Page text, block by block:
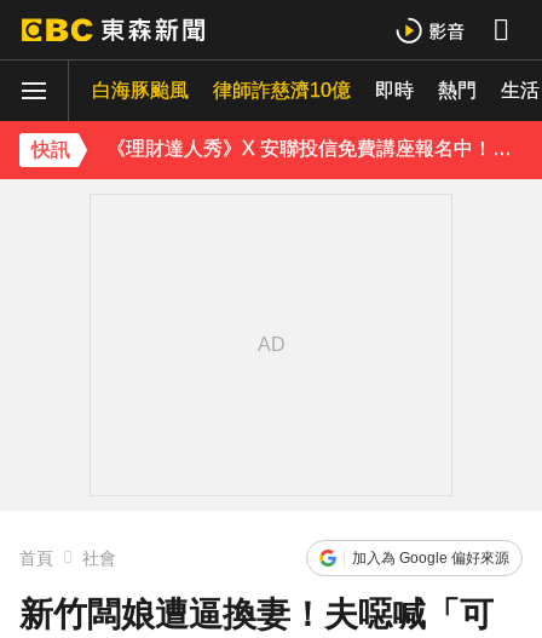
白海豚颱風 律師詐慈濟10億 即時 熱門 生活
快訊
《理財達人秀》X 安聯投信免費講座報名中！搶先卡位 2027
下載東森App，隨時掌握天下大小事！
首頁 社會 加入為 Google 偏好來源
新竹闆娘遭逼換妻！夫噁喊「可